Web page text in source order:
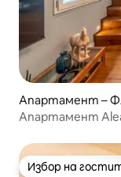
Апартамент –
Апартамент
Избор на
Избор на